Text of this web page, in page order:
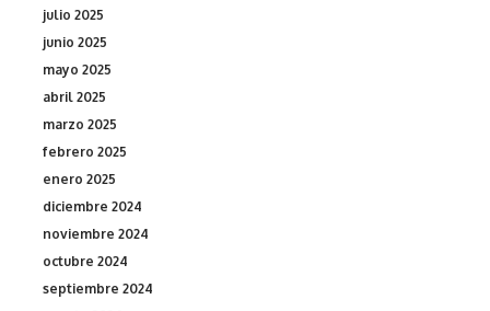
julio 2025
junio 2025
mayo 2025
abril 2025
marzo 2025
febrero 2025
enero 2025
diciembre 2024
noviembre 2024
octubre 2024
septiembre 2024